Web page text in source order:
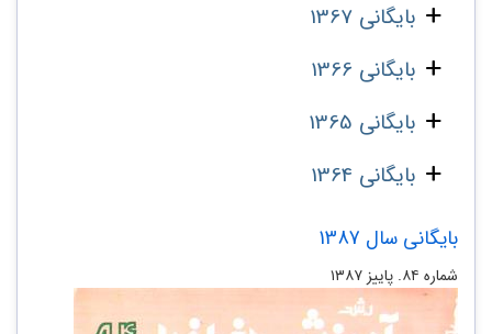
بایگانی 1367
بایگانی 1366
بایگانی 1365
بایگانی 1364
بایگانی سال 1387
شماره ۸۴. پاییز ۱۳۸۷